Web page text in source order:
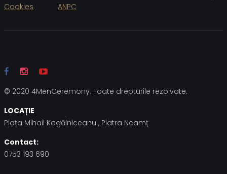
Cookies
ANPC
© 2020 4MenCeremony. Toate drepturile rezolvate.
LOCAȚIE
Piața Mihail Kogălniceanu , Piatra Neamț
Contact:
0753 193 690